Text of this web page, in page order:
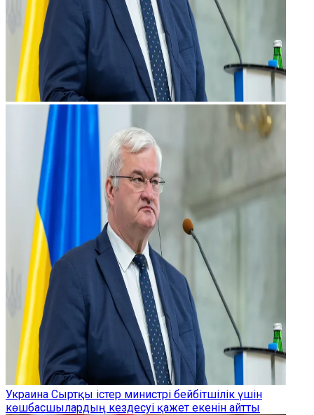
Украина Сыртқы істер министрі бейбітшілік үшін
көшбасшылардың кездесуі қажет екенін айтты